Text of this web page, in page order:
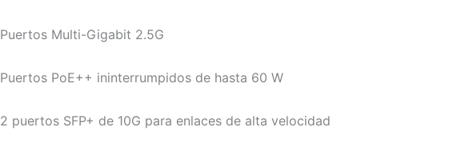
Puertos Multi-Gigabit 2.5G
Puertos PoE++ ininterrumpidos de hasta 60 W
2 puertos SFP+ de 10G para enlaces de alta velocidad